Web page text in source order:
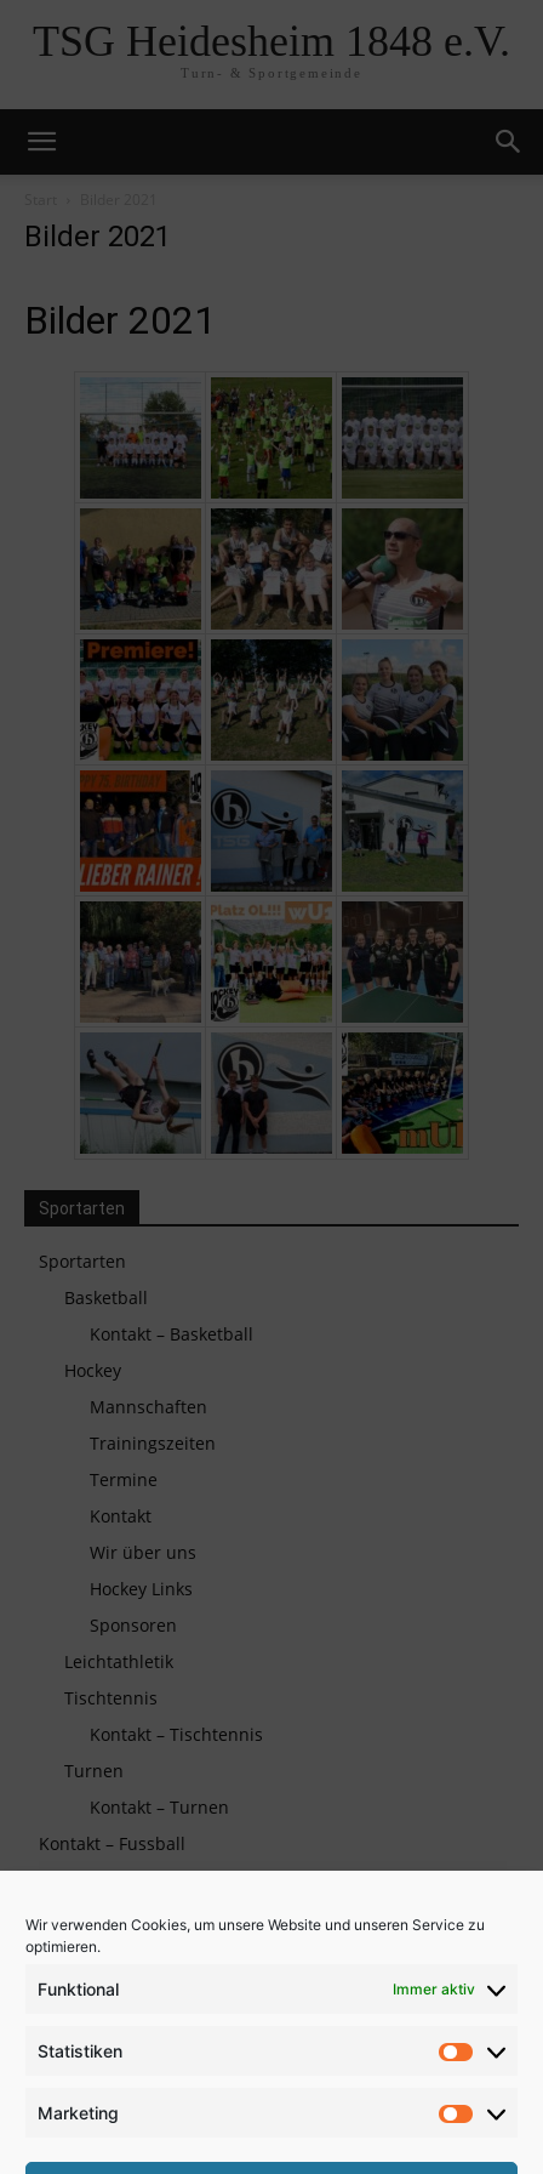
Wir verwenden Cookies, um unsere Website und unseren Service zu
optimieren.
Funktional Immer aktiv
Statistiken
Marketing
TSG Heidesheim 1848 e.V.
Turn- & Sportgemeinde
Bilder 2021
Bilder 2021
Sportarten
Sportarten
Basketball
Kontakt – Basketball
Hockey
Mannschaften
Trainingszeiten
Termine
Kontakt
Wir über uns
Hockey Links
Sponsoren
Leichtathletik
Tischtennis
Kontakt – Tischtennis
Turnen
Kontakt – Turnen
Kontakt – Fussball
Die TSG auf Facebook
Partner und Sponsoren